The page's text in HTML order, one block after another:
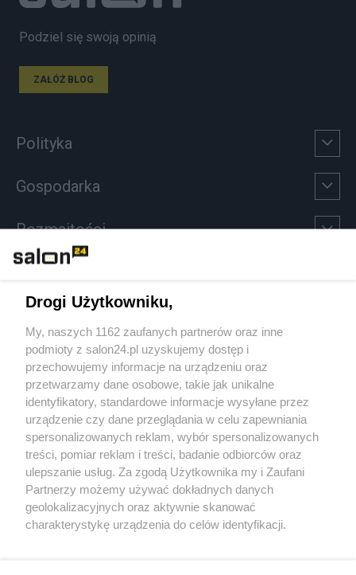
Podziel się swoją opinią
ZAŁÓŻ BLOG
Polityka
Gospodarka
Rozmaitości
Sport
Społeczeństwo
Kultura
X Facebook Instagram Youtube
Drogi Użytkowniku,
My, naszych 1162 zaufanych partnerów oraz inne
podmioty z salon24.pl uzyskujemy dostęp i
przechowujemy informacje na urządzeniu oraz
przetwarzamy dane osobowe, takie jak unikalne
identyfikatory, standardowe informacje wysyłane przez
urządzenie czy dane przeglądania w celu zapewniania
spersonalizowanych reklam, wybór spersonalizowanych
treści, pomiar reklam i treści, badanie odbiorców oraz
ulepszanie usług. Za zgodą Użytkownika my i Zaufani
Partnerzy możemy używać dokładnych danych
geolokalizacyjnych oraz aktywnie skanować
charakterystykę urządzenia do celów identyfikacji.